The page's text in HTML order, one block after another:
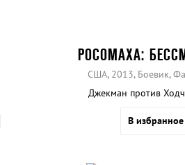
РОСОМАХА:
США, 2013, Боевик,
Джекман против
В избранное